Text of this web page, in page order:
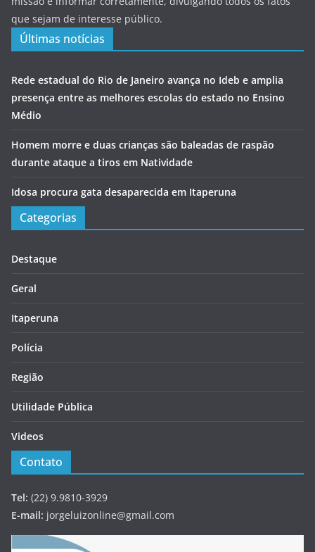
que sejam de interesse público.
Últimas notícias
Rede estadual do Rio de Janeiro avança no Ideb e amplia
presença entre as melhores escolas do estado no Ensino
Médio
Homem morre e duas crianças são baleadas de raspão
durante ataque a tiros em Natividade
Idosa procura gata desaparecida em Itaperuna
Categorias
Destaque
Geral
Itaperuna
Polícia
Região
Utilidade Pública
Videos
Contato
Tel: (22) 9.9810-3929
E-mail: jorgeluizonline@gmail.com